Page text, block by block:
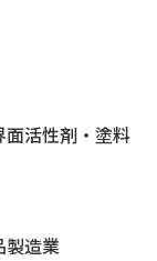
活性剤・塗料
製造業